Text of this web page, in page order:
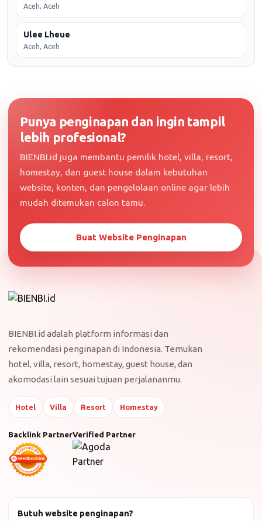
Aceh, Aceh
Ulee Lheue
Aceh, Aceh
Punya penginapan dan ingin tampil
lebih profesional?
BIENBI.id juga membantu pemilik hotel, villa, resort,
homestay, dan guest house dalam kebutuhan
website, konten, dan pengelolaan online agar lebih
mudah ditemukan calon tamu.
Buat Website Penginapan
BIENBI.id adalah platform informasi dan
rekomendasi penginapan di Indonesia. Temukan
hotel, villa, resort, homestay, guest house, dan
akomodasi lain sesuai tujuan perjalananmu.
Hotel Villa Resort Homestay
Backlink PartnerVerified Partner
Butuh website penginapan?